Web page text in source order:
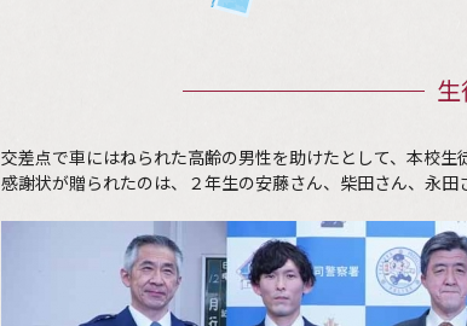
交差点で車にはねられた高齢の男性を助けたとして、本校生
感謝状が贈られたのは、２年生の安藤さん、柴田さん、永田